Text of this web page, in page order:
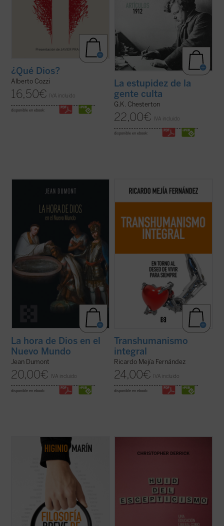
¿Qué Dios?
Alberto Cozzi
16,50€ IVA incluido
disponible en ebook:
La estupidez de la
gente culta
G.K. Chesterton
22,00€ IVA incluido
disponible en ebook:
de cuatro hombres excepcionales:
Quiroga, y Bernardino de Sahagún. Con
ellos, el lector compartirá la aventura de
quienes tenían sobre sí la tarea y la ...
La hora de Dios en el
Nuevo Mundo
Jean Dumont
20,00€ IVA incluido
disponible en ebook:
En esta obra quiero establecer el enlace del
transhumanismo con la tradición
tecnológicos.... (ver ficha)
Transhumanismo
integral
Ricardo Mejía Fernández
24,00€ IVA incluido
disponible en ebook:
Cantar y bailar; agradecer; honrar; pasear;
dormir; comer; ofrecer; hablar; tontear;
leer y escribir; recordar; volver; tocar,
abrazar y besar; pensar... Nacer y morir
son los cabos de este recorrido por los
verbos y sus honduras en los que la ...
la educación, especialmente de la